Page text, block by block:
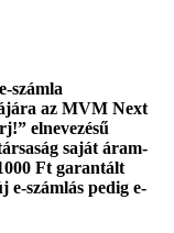
számla
az MVM Next
elnevezésű
saját áram-
Ft garantált
e-számlás pedig e-